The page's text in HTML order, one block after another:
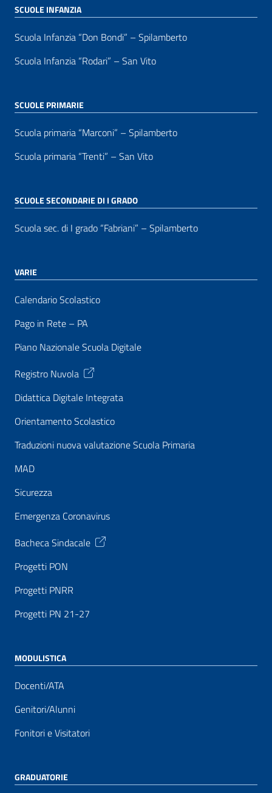
SCUOLE INFANZIA
Scuola Infanzia “Don Bondi” – Spilamberto
Scuola Infanzia “Rodari” – San Vito
SCUOLE PRIMARIE
Scuola primaria “Marconi” – Spilamberto
Scuola primaria “Trenti” – San Vito
SCUOLE SECONDARIE DI I GRADO
Scuola sec. di I grado “Fabriani” – Spilamberto
VARIE
Calendario Scolastico
Pago in Rete – PA
Piano Nazionale Scuola Digitale
Registro Nuvola
Didattica Digitale Integrata
Orientamento Scolastico
Traduzioni nuova valutazione Scuola Primaria
MAD
Sicurezza
Emergenza Coronavirus
Bacheca Sindacale
Progetti PON
Progetti PNRR
Progetti PN 21-27
MODULISTICA
Docenti/ATA
Genitori/Alunni
Fonitori e Visitatori
GRADUATORIE